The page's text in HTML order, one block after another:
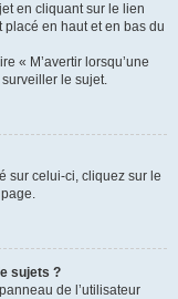
en cliquant sur le lien
en haut et en bas du
« M’avertir lorsqu’une
le sujet.
sur celui-ci, cliquez sur le
sujets ?
de l’utilisateur